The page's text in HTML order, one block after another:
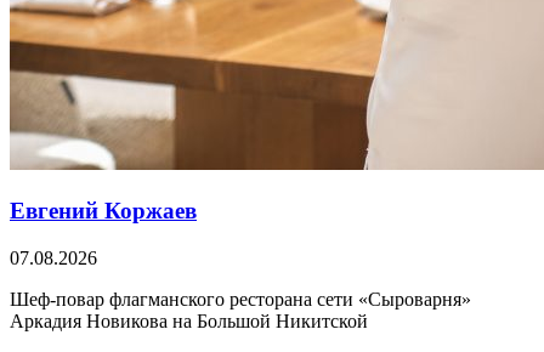
Евгений Коржаев
07.08.2026
Шеф-повар флагманского ресторана сети «Сыроварня»
Аркадия Новикова на Большой Никитской